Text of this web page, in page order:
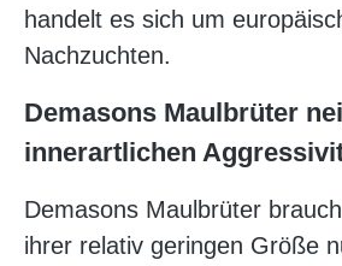
handelt es sich um
Nachzuchten.
Demasons Maulbrüter
innerartlichen
Demasons Maulbrüter
ihrer relativ geringen Größe